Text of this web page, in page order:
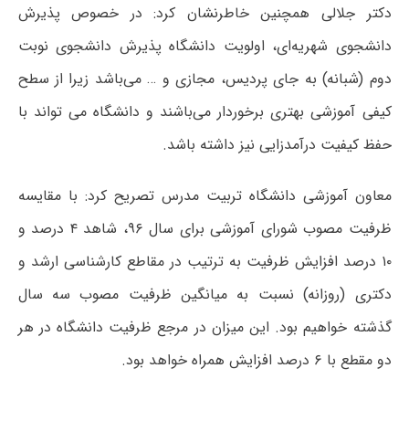
دکتر جلالی همچنین خاطرنشان کرد: در خصوص پذیرش
دانشجوی شهریه‌ای، اولویت دانشگاه پذیرش دانشجوی نوبت
دوم (شبانه) به جای پردیس، مجازی و … می‌باشد زیرا از سطح
کیفی آموزشی بهتری برخوردار می‌باشند و دانشگاه می تواند با
حفظ کیفیت درآمدزایی نیز داشته باشد.
معاون آموزشی دانشگاه تربیت مدرس تصریح کرد: با مقایسه
ظرفیت مصوب شورای آموزشی برای سال ۹۶، شاهد ۴ درصد و
۱۰ درصد افزایش ظرفیت به ترتیب در مقاطع کارشناسی ارشد و
دکتری (روزانه) نسبت به میانگین ظرفیت مصوب سه سال
گذشته خواهیم بود. این میزان در مرجع ظرفیت دانشگاه در هر
دو مقطع با ۶ درصد افزایش همراه خواهد بود.